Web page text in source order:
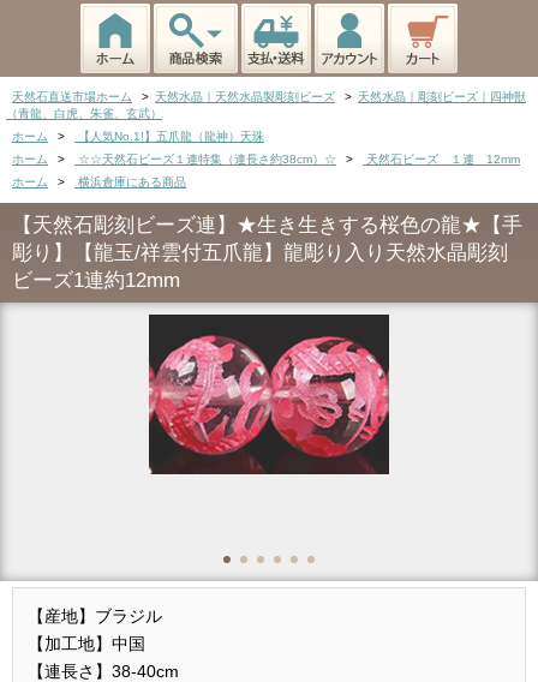
天然石直送市場ホーム > 天然水晶｜天然水晶製彫刻ビーズ > 天然水晶｜彫刻ビーズ｜四神獣
（青龍、白虎、朱雀、玄武）
ホーム
>
【人気No.1!】五爪龍（龍神）天珠
ホーム
> ☆☆天然石ビーズ１連特集（連長さ約38cm）☆ >
天然石ビーズ １連 12mm
ホーム
> 横浜倉庫にある商品
【天然石彫刻ビーズ連】★生き生きする桜色の龍★【手
彫り】【龍玉/祥雲付五爪龍】龍彫り入り天然水晶彫刻
ビーズ1連約12mm
【産地】ブラジル
【加工地】中国
【連長さ】38-40cm